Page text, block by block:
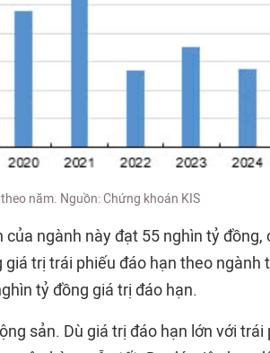
năm. Nguồn: Chứng khoán KIS
ngành này đạt 55 nghìn tỷ đồng,
trị trái phiếu đáo hạn theo ngành
tỷ đồng giá trị đáo hạn.
sản. Dù giá trị đáo hạn lớn với trái